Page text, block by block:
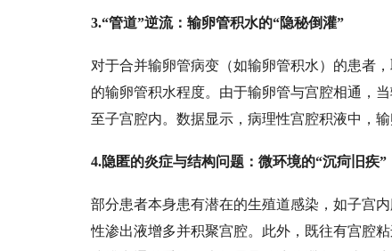
3.“管道”逆流：输卵管积水的“隐秘倒灌”
对于合并输卵管病变（如输卵管积水）的患者
的输卵管积水程度。由于输卵管与宫腔相通，
至子宫腔内。数据显示，病理性宫腔积液中，
4.隐匿的炎症与结构问题：微环境的“沉疴旧疾”
部分患者本身患有潜在的生殖道感染，如子宫
性渗出液增多并积聚宫腔。此外，既往有宫腔